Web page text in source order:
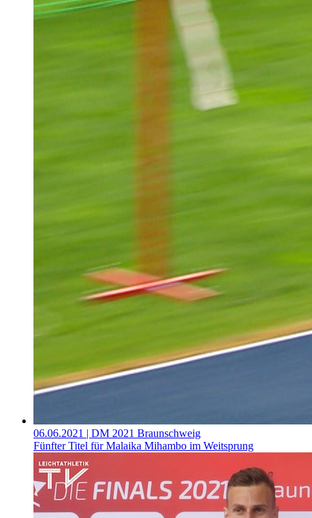
06.06.2021 | DM 2021 Braunschweig
Fünfter Titel für Malaika Mihambo im Weitsprung